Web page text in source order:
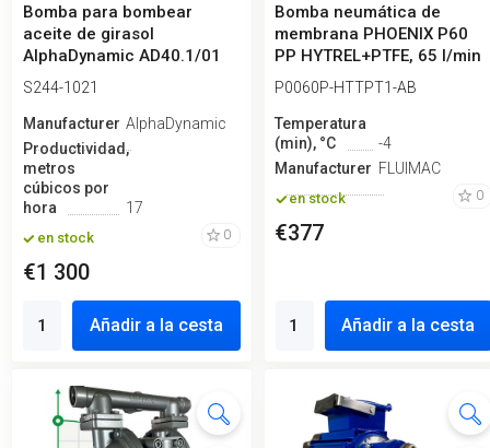
Bomba para bombear
aceite de girasol
AlphaDynamic AD40.1/01
Impulsor 2,2kW
S244-1021
ManufactureroAlphaDynamic
Productividad,
metros
cúbicos por
hora
17
en stock 0
€1 300
Añadir a la cesta
Bomba neumática de
membrana PHOENIX P60
PP HYTREL+PTFE, 65 l/min
para ácido a...
P0060P-HTTPT1-AB
Temperatura
(min), °C
-4
ManufactureroFLUIMAC
en stock 0
€377
Añadir a la cesta